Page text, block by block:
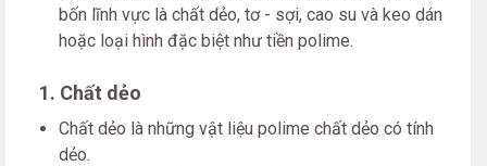
bốn lĩnh vực là chất dẻo, tơ - sợi, cao su và keo dán
hoặc loại hình đặc biệt như tiền polime.
1. Chất dẻo
Chất dẻo là những vật liệu polime chất dẻo có tính
dẻo.